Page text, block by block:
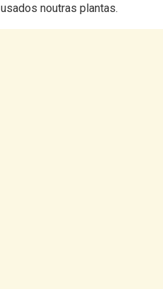
noutras plantas.